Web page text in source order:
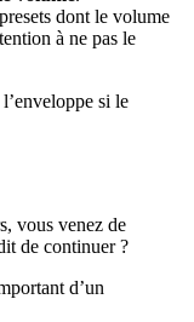
dont le volume
à ne pas le
si le
vous venez de
de continuer ?
d’un